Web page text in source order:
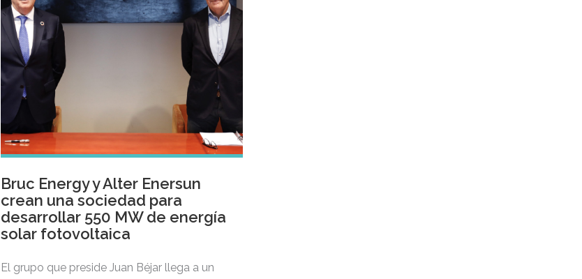
Bruc Energy y Alter Enersun
crean una sociedad para
desarrollar 550 MW de energía
solar fotovoltaica
El grupo que preside Juan Béjar llega a un